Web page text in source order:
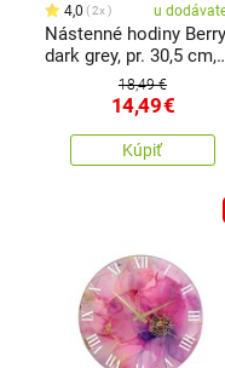
4,0 2x u
Nástenné hodiny Berry
dark grey, pr. 30,5 cm,
18,49 €
14,49€
Kúpiť